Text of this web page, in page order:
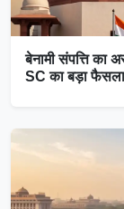
बेनामी संपत्ति का
SC का बड़ा फैसला